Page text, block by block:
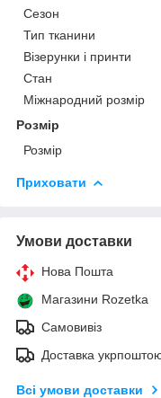
Сезон
Тип тканини
Візерунки і принти
Стан
Міжнародний розмір
Розмір
Розмір
Приховати
Умови доставки
Нова Пошта
Магазини Rozetka
Самовивіз
Доставка
Всі умови доставки